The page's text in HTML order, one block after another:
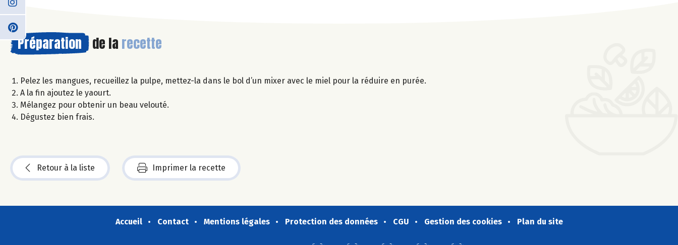
Préparation de la recette
Pelez les mangues, recueillez la pulpe, mettez-la dans le bol d’un mixer avec le miel pour la réduire en purée.
A la fin ajoutez le yaourt.
Mélangez pour obtenir un beau velouté.
Dégustez bien frais.
Retour à la liste Imprimer la recette
Accueil Contact Mentions légales Protection des données CGU Gestion des cookies Plan du site